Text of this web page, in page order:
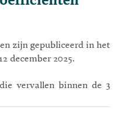
zijn gepubliceerd in het
december 2025.
vervallen binnen de 3